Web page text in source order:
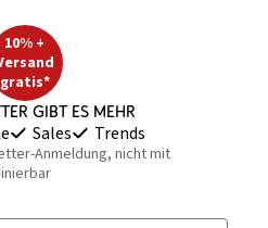
10% +
gratis*
gibt es mehr
Sales Trends
Anmeldung, nicht mit